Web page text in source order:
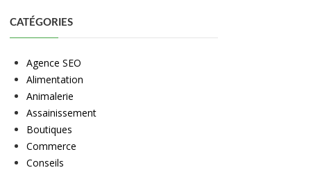
CATÉGORIES
Agence SEO
Alimentation
Animalerie
Assainissement
Boutiques
Commerce
Conseils